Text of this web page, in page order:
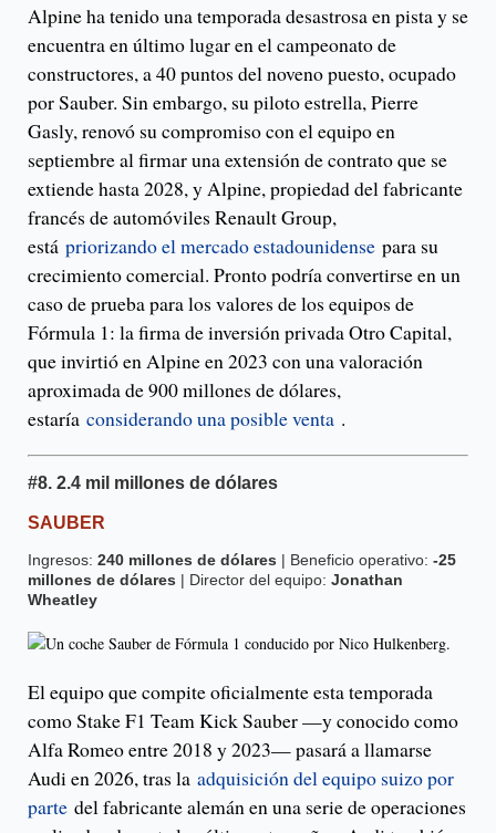
Alpine ha tenido una temporada desastrosa en pista y se
encuentra en último lugar en el campeonato de
constructores, a 40 puntos del noveno puesto, ocupado
por Sauber. Sin embargo, su piloto estrella, Pierre
Gasly, renovó su compromiso con el equipo en
septiembre al firmar una extensión de contrato que se
extiende hasta 2028, y Alpine, propiedad del fabricante
francés de automóviles Renault Group,
está priorizando el mercado estadounidense para su
crecimiento comercial. Pronto podría convertirse en un
caso de prueba para los valores de los equipos de
Fórmula 1: la firma de inversión privada Otro Capital,
que invirtió en Alpine en 2023 con una valoración
aproximada de 900 millones de dólares,
estaría considerando una posible venta .
#8. 2.4 mil millones de dólares
SAUBER
Ingresos: 240 millones de dólares | Beneficio operativo: -25
millones de dólares | Director del equipo: Jonathan
Wheatley
El equipo que compite oficialmente esta temporada
como Stake F1 Team Kick Sauber —y conocido como
Alfa Romeo entre 2018 y 2023— pasará a llamarse
Audi en 2026, tras la adquisición del equipo suizo por
parte del fabricante alemán en una serie de operaciones